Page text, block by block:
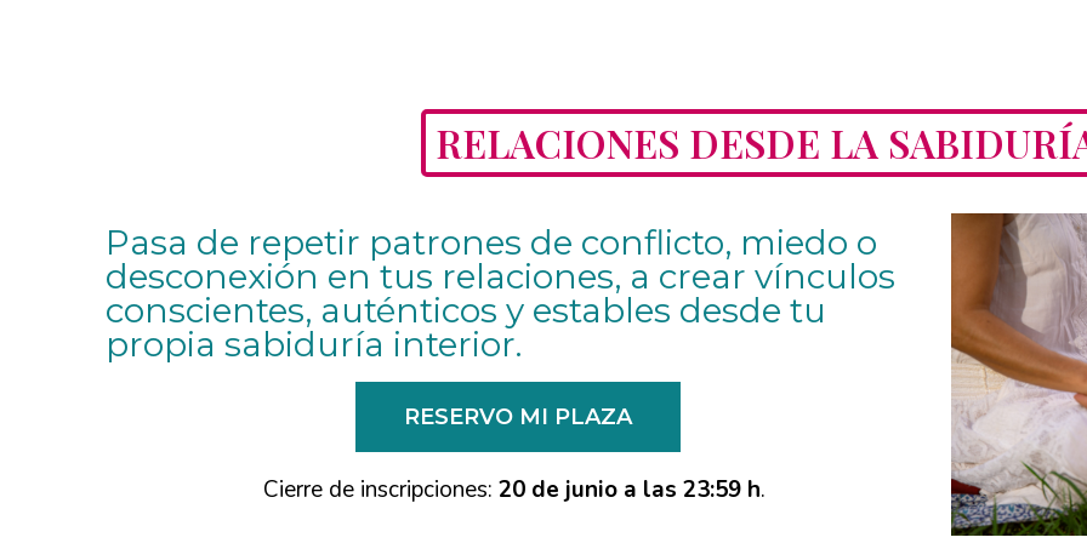
RELACIONES DESDE LA
Pasa de repetir patrones de conflicto, miedo o
desconexión en tus relaciones, a crear vínculos
conscientes, auténticos y estables desde tu
propia sabiduría interior.
RESERVO MI PLAZA
Cierre de inscripciones:20 de junio a las 23:59 h.